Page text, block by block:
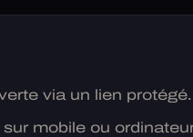
via un lien protégé.
sur mobile ou